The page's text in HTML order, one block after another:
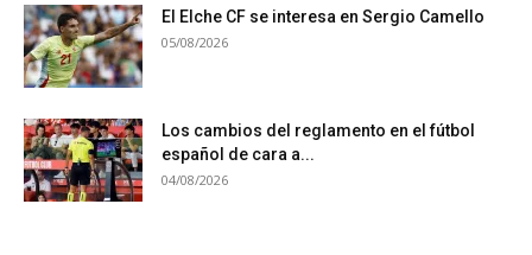
El Elche CF se interesa en Sergio Camello
05/08/2026
Los cambios del reglamento en el fútbol
español de cara a...
04/08/2026